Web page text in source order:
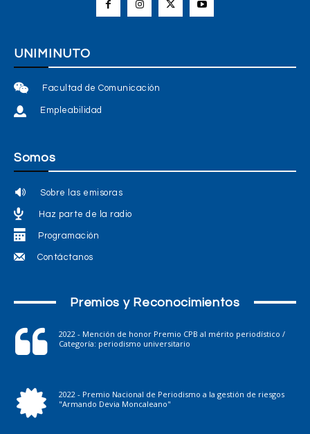
UNIMINUTO
Facultad de Comunicación
Empleabilidad
Somos
Sobre las emisoras
Haz parte de la radio
Programación
Contáctanos
Premios y Reconocimientos
2022 - Mención de honor Premio CPB al mérito periodístico /
Categoría: periodismo universitario
2022 - Premio Nacional de Periodismo a la gestión de riesgos
"Armando Devia Moncaleano"